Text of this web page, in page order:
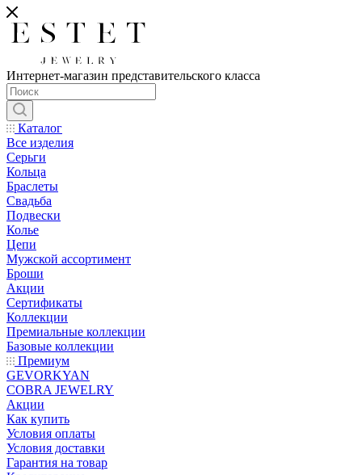
Интернет-магазин представительского класса
Каталог
Все изделия
Серьги
Кольца
Браслеты
Свадьба
Подвески
Колье
Цепи
Мужской ассортимент
Броши
Акции
Сертификаты
Коллекции
Премиальные коллекции
Базовые коллекции
Премиум
GEVORKYAN
COBRA JEWELRY
Акции
Как купить
Условия оплаты
Условия доставки
Гарантия на товар